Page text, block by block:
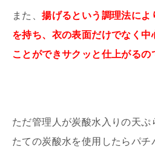
また、揚げるという調理法によ
を持ち、衣の表面だけでなく
ことができサクッと仕上がるの
ただ管理人が炭酸水入りの天ぷ
たての炭酸水を使用したらパチ